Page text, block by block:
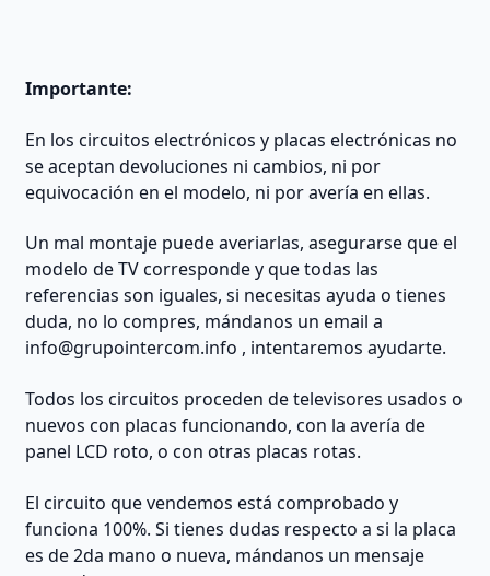
Importante:
En los circuitos electrónicos y placas electrónicas no
se aceptan devoluciones ni cambios, ni por
equivocación en el modelo, ni por avería en ellas.
Un mal montaje puede averiarlas, asegurarse que el
modelo de TV corresponde y que todas las
referencias son iguales, si necesitas ayuda o tienes
duda, no lo compres, mándanos un email a
info@grupointercom.info , intentaremos ayudarte.
Todos los circuitos proceden de televisores usados o
nuevos con placas funcionando, con la avería de
panel LCD roto, o con otras placas rotas.
El circuito que vendemos está comprobado y
funciona 100%. Si tienes dudas respecto a si la placa
es de 2da mano o nueva, mándanos un mensaje